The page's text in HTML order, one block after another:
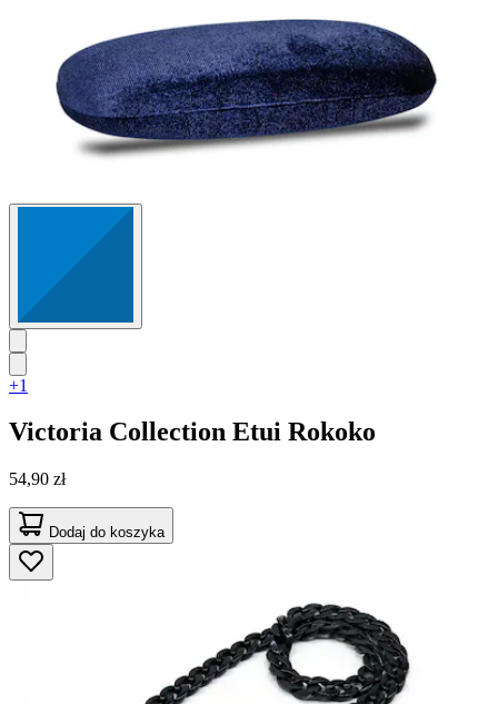
+1
Victoria Collection Etui Rokoko
54,90 zł
Dodaj do koszyka